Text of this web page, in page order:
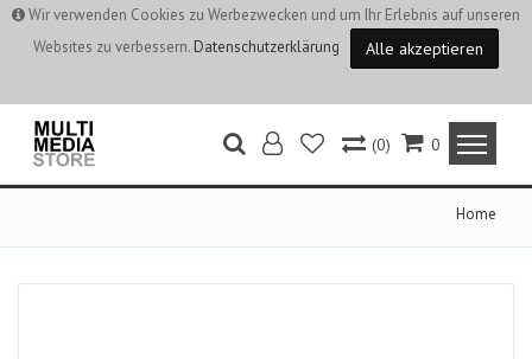
Wir verwenden Cookies zu Werbezwecken und um Ihr Erlebnis auf unseren
Websites zu verbessern. Datenschutzerklärung Alle akzeptieren
0
(0)
Home